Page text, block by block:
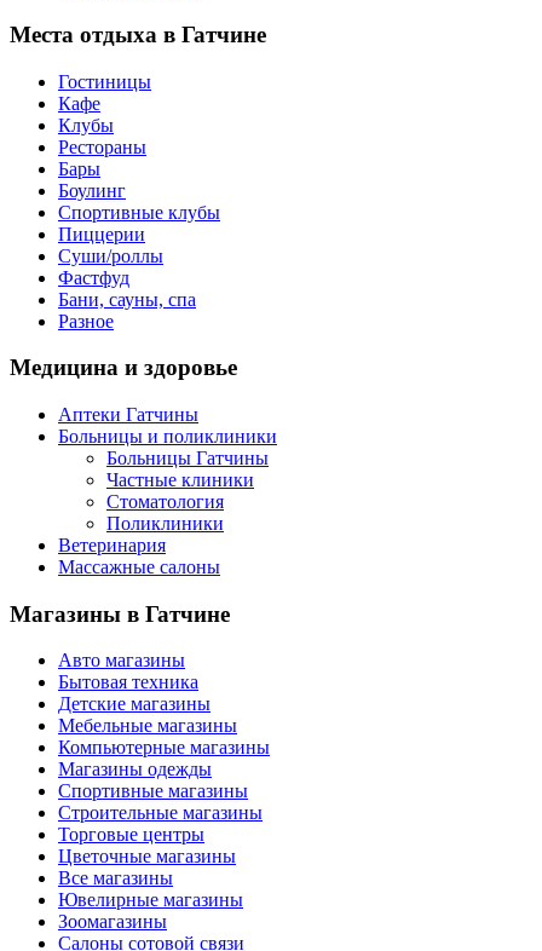
Места отдыха в Гатчине
Гостиницы
Кафе
Клубы
Рестораны
Бары
Боулинг
Спортивные клубы
Пиццерии
Суши/роллы
Фастфуд
Бани, сауны, спа
Разное
Медицина и здоровье
Аптеки Гатчины
Больницы и поликлиники
Больницы Гатчины
Частные клиники
Стоматология
Поликлиники
Ветеринария
Массажные салоны
Магазины в Гатчине
Авто магазины
Бытовая техника
Детские магазины
Мебельные магазины
Компьютерные магазины
Магазины одежды
Спортивные магазины
Строительные магазины
Торговые центры
Цветочные магазины
Все магазины
Ювелирные магазины
Зоомагазины
Салоны сотовой связи